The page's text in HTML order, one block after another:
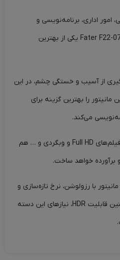
امور اداری، برنامه‌نویسی و
گیمینگ اقتصادی، مانیتور Fater F22-075W1 یکی از بهترین
از آسیب و خستگی چشم، در این
را بهترین گزینه برای
می‌کند.
جهت امور خانگی مانند تماشای فیلم‌های Full HD و وبگردی و … هم
برآورده خواهد ساخت.
با رزولوشن، نرخ تازه‌سازی و
زمان پاسخ‌دهی مناسب، و همچنین قابلیت HDR، نیازهای این دسته